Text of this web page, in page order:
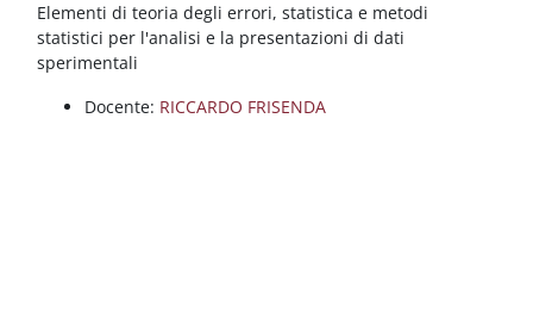
Vai al contenuto principale
Blocchi
Elementi di teoria degli errori, statistica e metodi
statistici per l'analisi e la presentazioni di dati
sperimentali
Docente: RICCARDO FRISENDA